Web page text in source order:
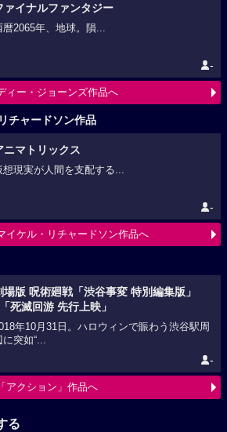
ァイナルファンタジー
暦2065年、地球。隕...
-
ィー・ジョーンズ作品へ
チャードソン作品
ニマトリックス
想現実が人間を支配する...
-
イケル・リチャードソン作品へ
場版 呪術廻戦「渋谷事変 特別編集版」
死滅回游 先行上映」
年10月31日。ハロウィンで賑わう渋谷駅周
に突如“...
-
「アクション」作品へ
る